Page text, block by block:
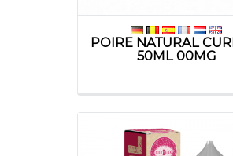
POIRE NATURAL
50ML 00MG